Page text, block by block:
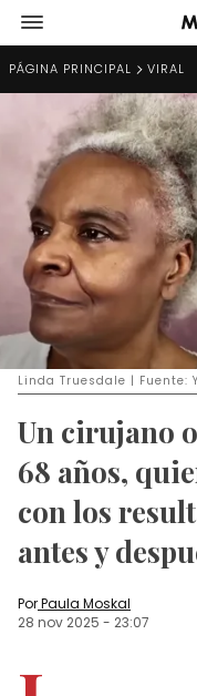
PÁGINA PRINCIPAL VIRAL
Linda Truesdale | Fuente:
Un cirujano
68 años,
con los
antes y
PorPaula Moskal
28 nov 2025 - 23:07